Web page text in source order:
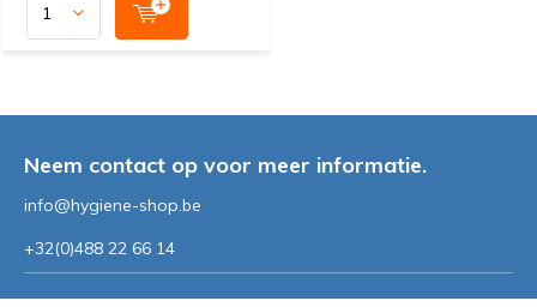
Neem contact op voor meer informatie.
info@hygiene-shop.be
+32(0)488 22 66 14